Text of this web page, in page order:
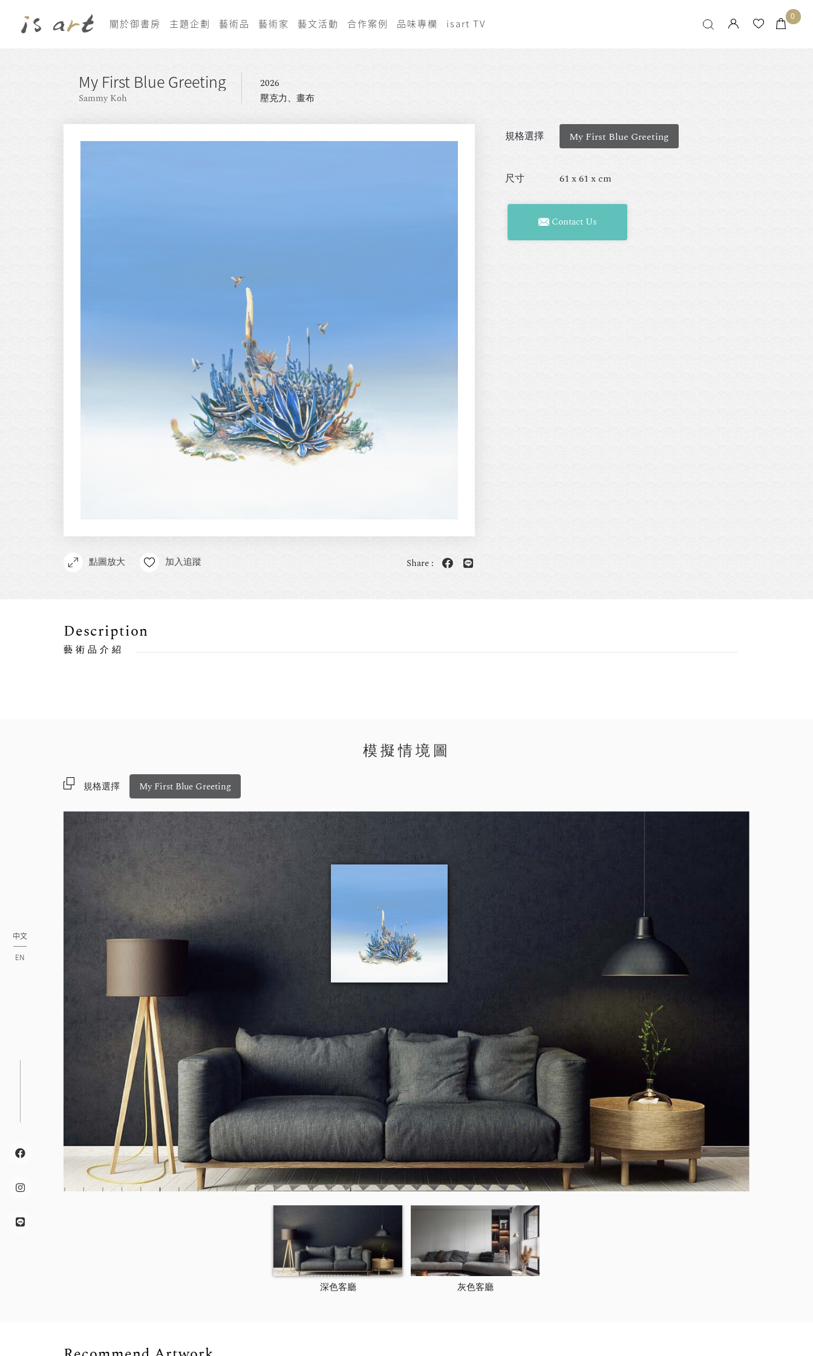
關於御書房 主題企劃 藝術品 藝術家 藝文活動 合作案例 品味專欄 isart TV
0
My First Blue Greeting
Sammy Koh
2026
壓克力、畫布
點圖放大 加入追蹤 Share :
規格選擇 My First Blue Greeting
尺寸 61 x 61 x cm
Contact Us
Description
藝術品介紹
模擬情境圖
規格選擇 My First Blue Greeting
深色客廳 灰色客廳
中文
EN